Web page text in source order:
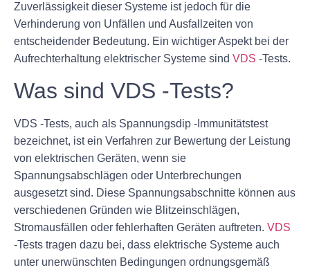
Zuverlässigkeit dieser Systeme ist jedoch für die
Verhinderung von Unfällen und Ausfallzeiten von
entscheidender Bedeutung. Ein wichtiger Aspekt bei der
Aufrechterhaltung elektrischer Systeme sind VDS -Tests.
Was sind VDS -Tests?
VDS -Tests, auch als Spannungsdip -Immunitätstest
bezeichnet, ist ein Verfahren zur Bewertung der Leistung
von elektrischen Geräten, wenn sie
Spannungsabschlägen oder Unterbrechungen
ausgesetzt sind. Diese Spannungsabschnitte können aus
verschiedenen Gründen wie Blitzeinschlägen,
Stromausfällen oder fehlerhaften Geräten auftreten. VDS
-Tests tragen dazu bei, dass elektrische Systeme auch
unter unerwünschten Bedingungen ordnungsgemäß